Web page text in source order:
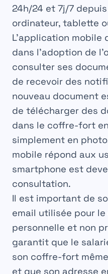
Maximale
Archivage sécurisé
Valeur Probante
24h/24 et 7j/7
ordinateur, tablette
L’application mobile
dans l’adoption de
consulter ses
de recevoir des
nouveau document
de télécharger des
dans le coffre-fort
simplement en
mobile répond aux
smartphone est
consultation.
Il est important de
email utilisée pour
personnelle et non
garantit que le
son coffre-fort
et que son adresse